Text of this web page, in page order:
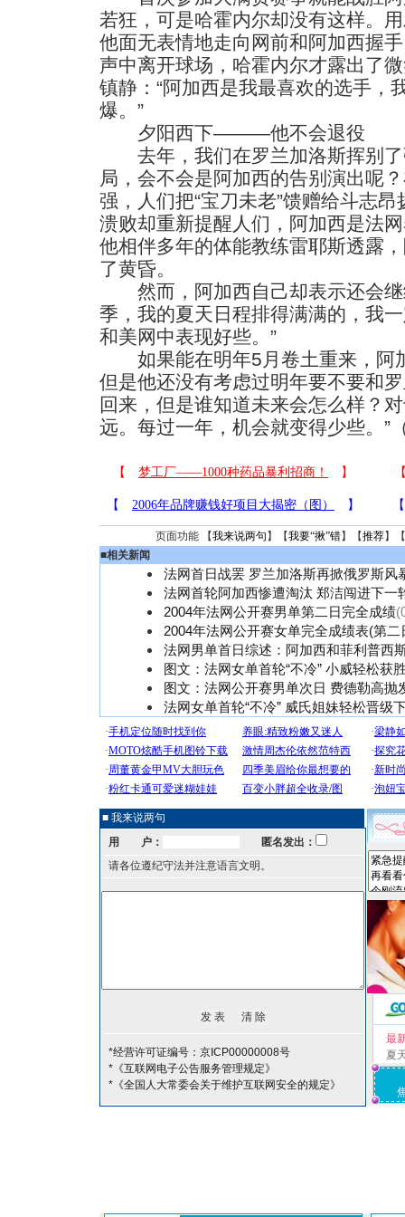
若狂，可是哈霍内尔却没有这样。
他面无表情地走向网前和阿加西握
声中离开球场，哈霍内尔才露出了
镇静：“阿加西是我最喜欢的选手，
爆。”
夕阳西下———他不会退役
去年，我们在罗兰加洛斯挥别了
局，会不会是阿加西的告别演出呢
强，人们把“宝刀未老”馈赠给斗志
溃败却重新提醒人们，阿加西是法
他相伴多年的体能教练雷耶斯透露
了黄昏。
然而，阿加西自己却表示还会继
季，我的夏天日程排得满满的，我
和美网中表现好些。”
如果能在明年5月卷土重来，阿
但是他还没有考虑过明年要不要和
回来，但是谁知道未来会怎么样？
远。每过一年，机会就变得少些。”
页面功能 【我来说两句 】【我要“揪”错】【推荐】
■相关新闻
法网首日战罢 罗兰加洛斯再掀俄罗斯风
法网首轮阿加西惨遭淘汰 郑洁闯进下一
2004年法网公开赛男单第二日完全成绩
2004年法网公开赛女单完全成绩表(第二
法网男单首日综述：阿加西和菲利普西
图文：法网女单首轮“不冷” 小威轻松获
图文：法网公开赛男单次日 费德勒高抛
法网女单首轮“不冷” 威氏姐妹轻松晋级
■ 我来说两句
用 户：
匿名发出：
请各位遵纪守法并注意语言文明。
*经营许可证编号：京ICP00000008号
*《互联网电子公告服务管理规定》
*《全国人大常委会关于维护互联网安全的规定》
最
夏